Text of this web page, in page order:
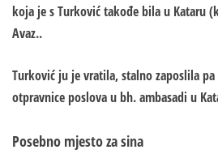
koja je s Turković takođe bila u Kataru
Avaz..
Turković ju je vratila, stalno zaposlila
otpravnice poslova u bh. ambasadi u
Posebno mjesto za sina